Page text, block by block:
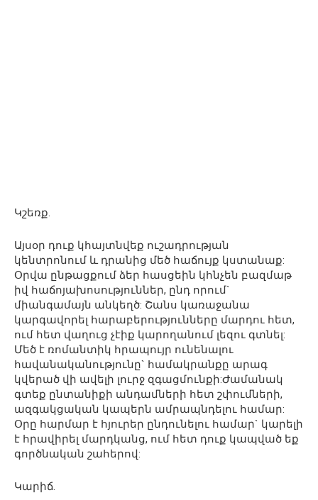
Կշեռք.
Այսօր դուք կհայտնվեք ուշադրության
կենտրոնում և դրանից մեծ հաճույք կստանաք:
Օրվա ընթացքում ձեր հասցեին կհնչեն բազմաթ
իվ հաճոյախոսություններ, ընդ որում`
միանգամայն անկեղծ: Շանս կառաջանա
կարգավորել հարաբերությունները մարդու հետ,
ում հետ վաղուց չէիք կարողանում լեզու գտնել:
Մեծ է ռոմանտիկ հրապույր ունենալու
հավանականությունը` համակրանքը արագ
կվերած վի ավելի լուրջ զգացմունքի:Ժամանակ
գտեք ընտանիքի անդամների հետ շփումների,
ազգակցական կապերն ամրապնդելու համար:
Օրը հարմար է հյուրեր ընդունելու համար` կարելի
է հրավիրել մարդկանց, ում հետ դուք կապված եք
գործնական շահերով:
Կարիճ.